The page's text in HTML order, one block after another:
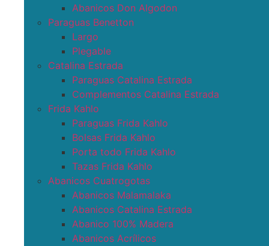
Abanicos Don Algodon
Paraguas Benetton
Largo
Plegable
Catalina Estrada
Paraguas Catalina Estrada
Complementos Catalina Estrada
Frida Kahlo
Paraguas Frida Kahlo
Bolsas Frida Kahlo
Porta todo Frida Kahlo
Tazas Frida Kahlo
Abanicos Cuatrogotas
Abanicos Malamalaka
Abanicos Catalina Estrada
Abanico 100% Madera
Abanicos Acrílicos